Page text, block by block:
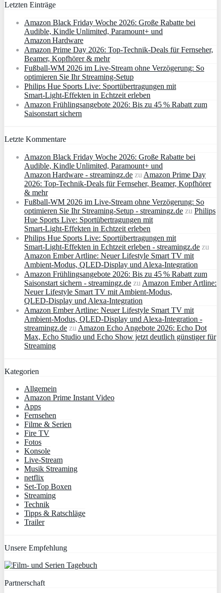
Letzten Einträge
Amazon Black Friday Woche 2026: Große Rabatte bei
Audible, Kindle Unlimited, Paramount+ und
Amazon Hardware
Amazon Prime Day 2026: Top-Technik-Deals für Fernseher,
Beamer, Kopfhörer & mehr
Fußball-WM 2026 im Live-Stream ohne Verzögerung: So
optimieren Sie Ihr Streaming-Setup
Philips Hue Sports Live: Sportübertragungen mit
Smart‑Light‑Effekten in Echtzeit erleben
Amazon Frühlingsangebote 2026: Bis zu 45 % Rabatt zum
Saisonstart sichern
Letzte Kommentare
Amazon Black Friday Woche 2026: Große Rabatte bei
Audible, Kindle Unlimited, Paramount+ und
Amazon Hardware - streamingz.de zuAmazon Prime Day
2026: Top-Technik-Deals für Fernseher, Beamer, Kopfhörer
& mehr
Fußball-WM 2026 im Live-Stream ohne Verzögerung: So
optimieren Sie Ihr Streaming-Setup - streamingz.de zu Philips
Hue Sports Live: Sportübertragungen mit
Smart‑Light‑Effekten in Echtzeit erleben
Philips Hue Sports Live: Sportübertragungen mit
Smart‑Light‑Effekten in Echtzeit erleben - streamingz.de zu
Amazon Ember Artline: Neuer Lifestyle Smart TV mit
Ambient‑Modus, QLED‑Display und Alexa‑Integration
Amazon Frühlingsangebote 2026: Bis zu 45 % Rabatt zum
Saisonstart sichern - streamingz.de zuAmazon Ember Artline:
Neuer Lifestyle Smart TV mit Ambient‑Modus,
QLED‑Display und Alexa‑Integration
Amazon Ember Artline: Neuer Lifestyle Smart TV mit
Ambient‑Modus, QLED‑Display und Alexa‑Integration -
streamingz.de zuAmazon Echo Angebote 2026: Echo Dot
Max, Echo Studio und Echo Show jetzt deutlich günstiger für
Streaming
Kategorien
Allgemein
Amazon Prime Instant Video
Apps
Fernsehen
Filme & Serien
Fire TV
Fotos
Konsole
Live-Stream
Musik Streaming
netflix
Set-Top Boxen
Streaming
Technik
Tipps & Ratschläge
Trailer
Unsere Empfehlung
Partnerschaft